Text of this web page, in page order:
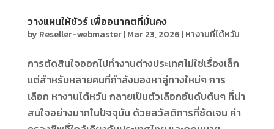
วางแผนให้ชัวร์ เพื่ออนาคตที่มั่นคง
by Reseller-webmaster|Mar 23, 2026 |หางานที่ไต้หวัน
การตัดสินใจออกไปทำงานต่างประเทศไม่ใช่เรื่องเล็ก
แต่สำหรับหลายคนที่กำลังมองหาลู่ทางใหม่ๆ การ
เลือก หางานไต้หวัน กลายเป็นตัวเลือกอันดับต้นๆ ที่น่า
สนใจอย่างมากในปัจจุบัน ด้วยสวัสดิการที่ชัดเจน ค่า